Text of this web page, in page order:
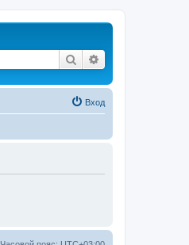
Поиск
Вход